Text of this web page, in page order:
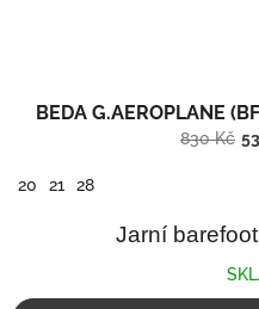
BEDA G.AEROPLANE
830 Kč
20 21 28
Jarní